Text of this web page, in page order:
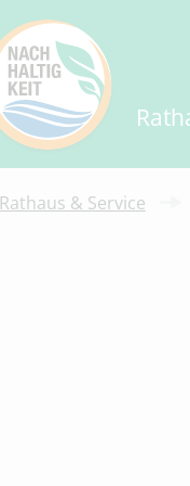
Rathaus & Service